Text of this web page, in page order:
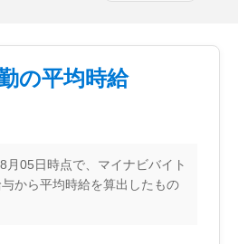
の平均時給
月05日時点で、マイナビバイト
から平均時給を算出したもの